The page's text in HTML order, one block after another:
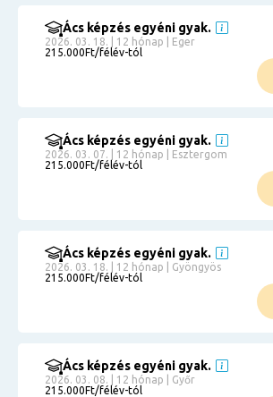
Ács képzés egyéni gyak.
2026. 03. 18. | 12 hónap | Eger
215.000Ft/félév-tól
Ács képzés egyéni gyak.
2026. 03. 07. | 12 hónap | Esztergom
215.000Ft/félév-tól
Ács képzés egyéni gyak.
2026. 03. 18. | 12 hónap | Gyöngyös
215.000Ft/félév-tól
Ács képzés egyéni gyak.
2026. 03. 08. | 12 hónap | Győr
215.000Ft/félév-tól